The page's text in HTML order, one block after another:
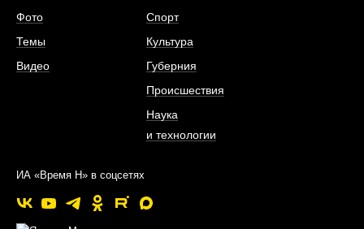
Фото
Темы
Видео
Спорт
Культура
Губерния
Происшествия
Наука
и технологии
ИА «Время Н» в соцсетях